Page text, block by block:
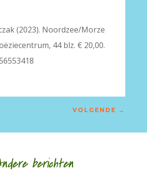
(2023). Noordzee/Morze
44 blz. € 20,00.
VOLGENDE →
berichten